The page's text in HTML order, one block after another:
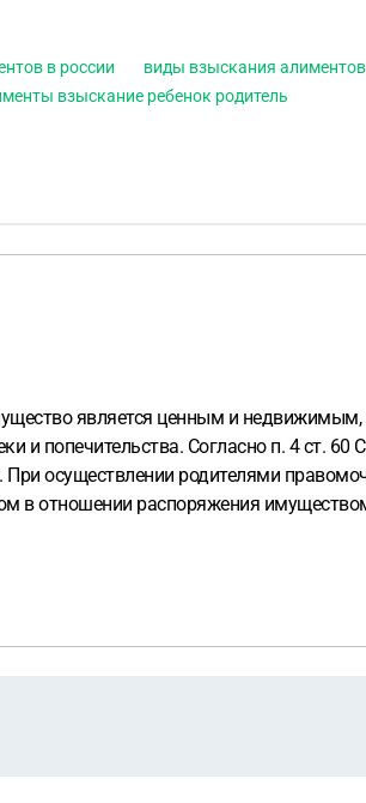
в россии
виды взыскания алиментов
взыскание ребенок родитель
является ценным и
и попечительства. Согласно п. 4 ст.
осуществлении родителями
в отношении распоряжения